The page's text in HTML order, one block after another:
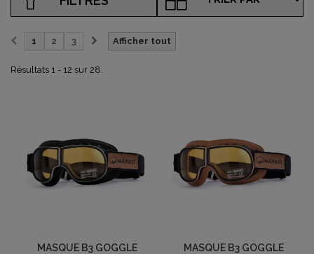
Afficher tout
1 2 3
Résultats 1 - 12 sur 28.
MASQUE B3 GOGGLE
MASQUE B3 GOGGLE